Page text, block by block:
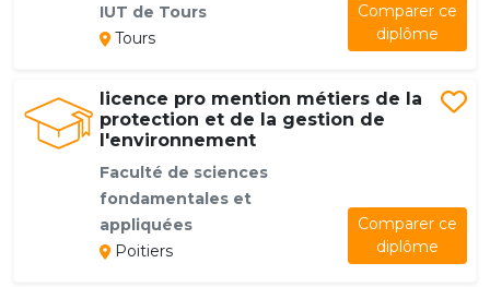
IUT de Tours
Tours
Comparer ce
diplôme
licence pro mention métiers de la
protection et de la gestion de
l'environnement
Faculté de sciences
fondamentales et
appliquées
Poitiers
Comparer ce
diplôme